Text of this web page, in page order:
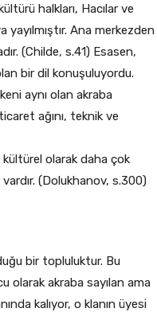
halkları, Hacılar ve
Ana merkezden
(Childe, s.41) Esasen,
bir dil konuşuluyordu.
aynı olan akraba
ağını, teknik ve
kültürel olarak daha çok
(Dolukhanov, s.300)
bir topluluktur. Bu
olarak akraba sayılan ama
kalıyor, o klanın üyesi